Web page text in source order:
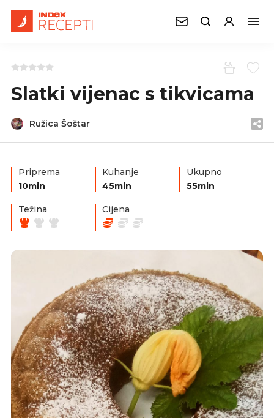
Slatki vijenac s tikvicama
Ružica Šoštar
Priprema
10min
Kuhanje
45min
Ukupno
55min
Težina Cijena